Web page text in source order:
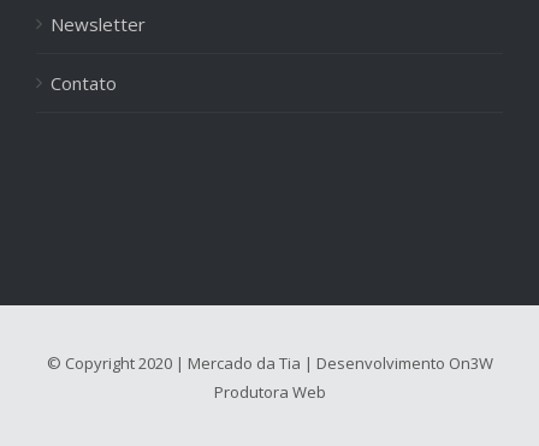
Newsletter
Contato
© Copyright 2020 | Mercado da Tia | Desenvolvimento On3W
Produtora Web